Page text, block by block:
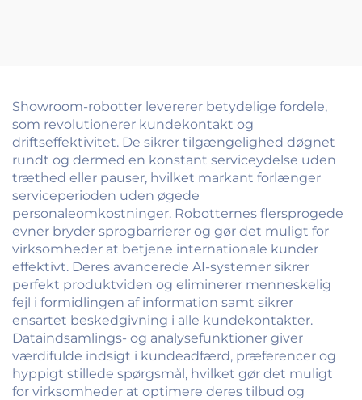
Showroom-robotter levererer betydelige fordele,
som revolutionerer kundekontakt og
driftseffektivitet. De sikrer tilgængelighed døgnet
rundt og dermed en konstant serviceydelse uden
træthed eller pauser, hvilket markant forlænger
serviceperioden uden øgede
personaleomkostninger. Robotternes flersprogede
evner bryder sprogbarrierer og gør det muligt for
virksomheder at betjene internationale kunder
effektivt. Deres avancerede AI-systemer sikrer
perfekt produktviden og eliminerer menneskelig
fejl i formidlingen af information samt sikrer
ensartet beskedgivning i alle kundekontakter.
Dataindsamlings- og analysefunktioner giver
værdifulde indsigt i kundeadfærd, præferencer og
hyppigt stillede spørgsmål, hvilket gør det muligt
for virksomheder at optimere deres tilbud og